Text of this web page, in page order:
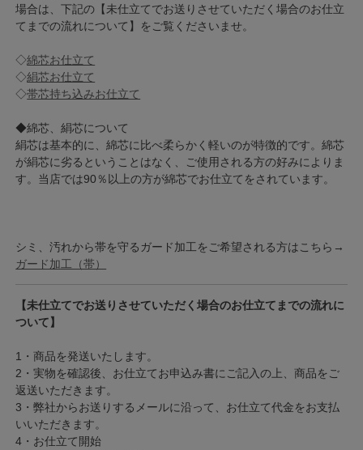
場合は、下記の【未仕立てでお送りさせていただく場合のお仕立
てまでの流れについて】をご覧くださいませ。
◇綿芯お仕立て
◇絹芯お仕立て
◇帯芯持ち込みお仕立て
◆綿芯、絹芯について
絹芯は基本的に、綿芯に比べ柔らかく軽いのが特徴的です。綿芯
が絹芯に劣るということはなく、ご使用される方の好みによりま
す。当店では90％以上の方が綿芯でお仕立てをされています。
シミ、汚れから帯を守るガード加工をご希望される方はこちら→
ガード加工（帯）
【未仕立てでお送りさせていただく場合のお仕立てまでの流れに
ついて】
1・商品を発送いたします。
2・実物を確認後、お仕立てお申込み書にご記入の上、商品をご
返送いただきます。
3・弊社からお送りするメールに沿って、お仕立て代金をお支払
いいただきます。
4・お仕立て開始